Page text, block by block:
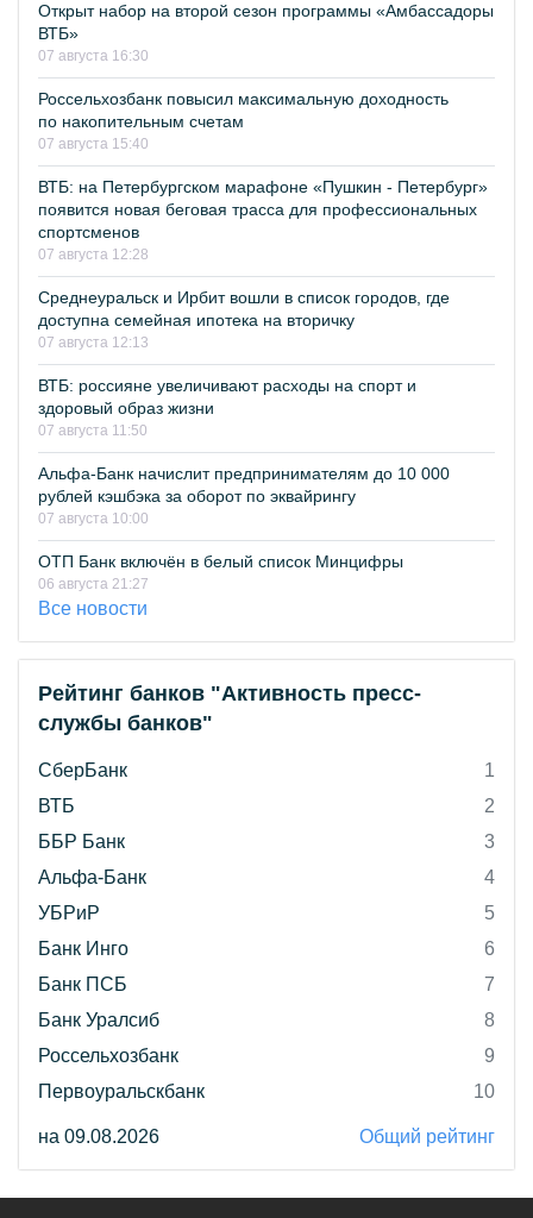
Открыт набор на второй сезон программы «Амбассадоры
ВТБ»
07 августа 16:30
Россельхозбанк повысил максимальную доходность
по накопительным счетам
07 августа 15:40
ВТБ: на Петербургском марафоне «Пушкин - Петербург»
появится новая беговая трасса для профессиональных
спортсменов
07 августа 12:28
Среднеуральск и Ирбит вошли в список городов, где
доступна семейная ипотека на вторичку
07 августа 12:13
ВТБ: россияне увеличивают расходы на спорт и
здоровый образ жизни
07 августа 11:50
Альфа-Банк начислит предпринимателям до 10 000
рублей кэшбэка за оборот по эквайрингу
07 августа 10:00
ОТП Банк включён в белый список Минцифры
06 августа 21:27
Все новости
Рейтинг банков "Активность пресс-
службы банков"
СберБанк
1
ВТБ
2
ББР Банк
3
Альфа-Банк
4
УБРиР
5
Банк Инго
6
Банк ПСБ
7
Банк Уралсиб
8
Россельхозбанк
9
Первоуральскбанк
10
на 09.08.2026 Общий рейтинг